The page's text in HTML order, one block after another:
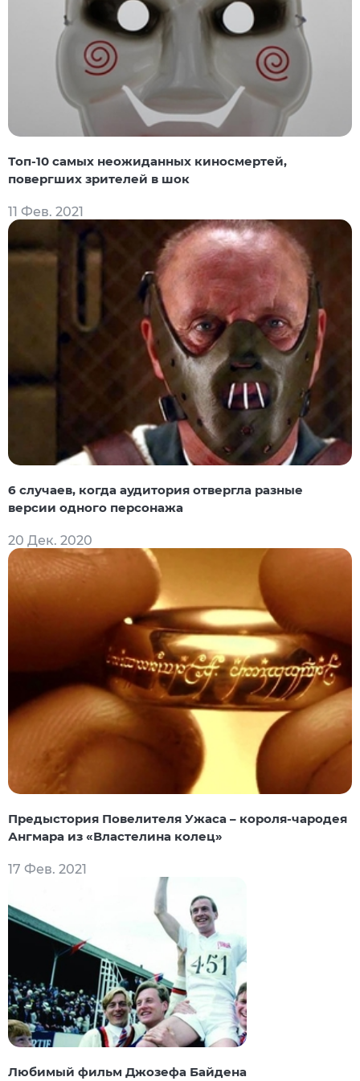
Топ-10 самых неожиданных киносмертей,
повергших зрителей в шок
11 Фев. 2021
6 случаев, когда аудитория отвергла разные
версии одного персонажа
20 Дек. 2020
Предыстория Повелителя Ужаса – короля-чародея
Ангмара из «Властелина колец»
17 Фев. 2021
Любимый фильм Джозефа Байдена